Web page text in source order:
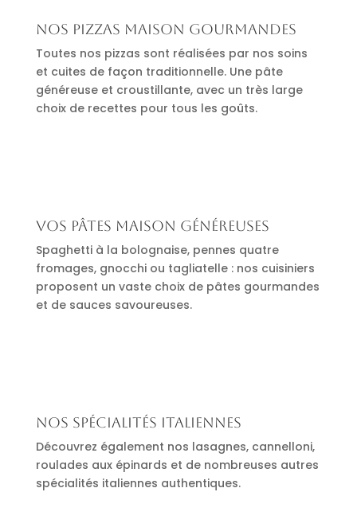
Nos pizzas maison gourmandes
Toutes nos pizzas sont réalisées par nos soins
et cuites de façon traditionnelle. Une pâte
généreuse et croustillante, avec un très large
choix de recettes pour tous les goûts.
Vos pâtes maison généreuses
Spaghetti à la bolognaise, pennes quatre
fromages, gnocchi ou tagliatelle : nos cuisiniers
proposent un vaste choix de pâtes gourmandes
et de sauces savoureuses.
Nos spécialités italiennes
Découvrez également nos lasagnes, cannelloni,
roulades aux épinards et de nombreuses autres
spécialités italiennes authentiques.